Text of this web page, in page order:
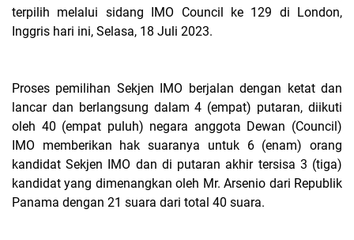
terpilih melalui sidang IMO Council ke 129 di London,
Inggris hari ini, Selasa, 18 Juli 2023.
Proses pemilihan Sekjen IMO berjalan dengan ketat dan
lancar dan berlangsung dalam 4 (empat) putaran, diikuti
oleh 40 (empat puluh) negara anggota Dewan (Council)
IMO memberikan hak suaranya untuk 6 (enam) orang
kandidat Sekjen IMO dan di putaran akhir tersisa 3 (tiga)
kandidat yang dimenangkan oleh Mr. Arsenio dari Republik
Panama dengan 21 suara dari total 40 suara.